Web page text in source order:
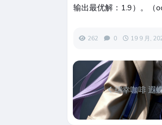
输出最优解：1.9）。（
262 0 19 9 月,
瑞幸咖啡 遐